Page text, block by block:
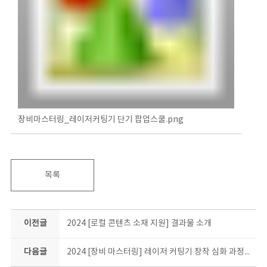
장비마스터링_레이저커팅기 단기 팝업스쿨.png
목록
이전글 2024 [로컬 콘텐츠 소재 지원] 결과물 소개
다음글 2024 [장비 마스터링] 레이저 커팅기 창작 심화 과정 결과물 소개